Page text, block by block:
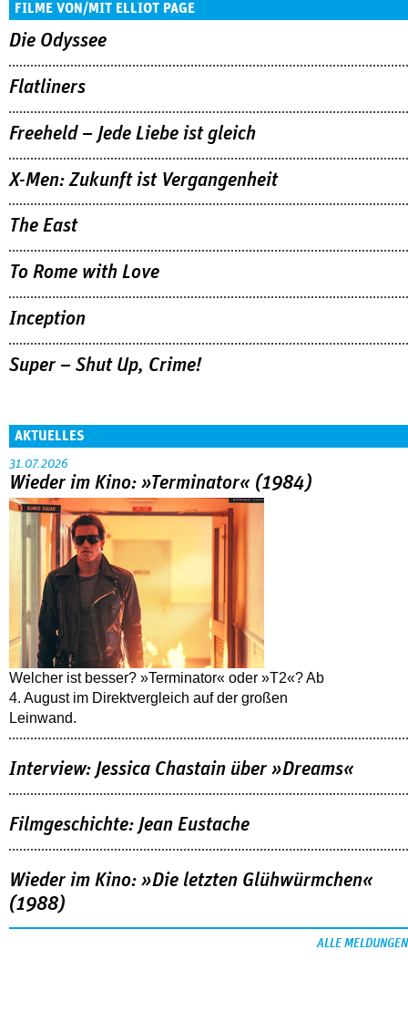
FILME VON/MIT ELLIOT PAGE
Die Odyssee
Flatliners
Freeheld – Jede Liebe ist gleich
X-Men: Zukunft ist Vergangenheit
The East
To Rome with Love
Inception
Super – Shut Up, Crime!
AKTUELLES
31.07.2026
Wieder im Kino: »Terminator« (1984)
Welcher ist besser? »Terminator« oder »T2«? Ab
4. August im Direktvergleich auf der großen
Leinwand.
Interview: Jessica Chastain über »Dreams«
Filmgeschichte: Jean Eustache
Wieder im Kino: »Die letzten Glühwürmchen«
(1988)
ALLE MELDUNGEN